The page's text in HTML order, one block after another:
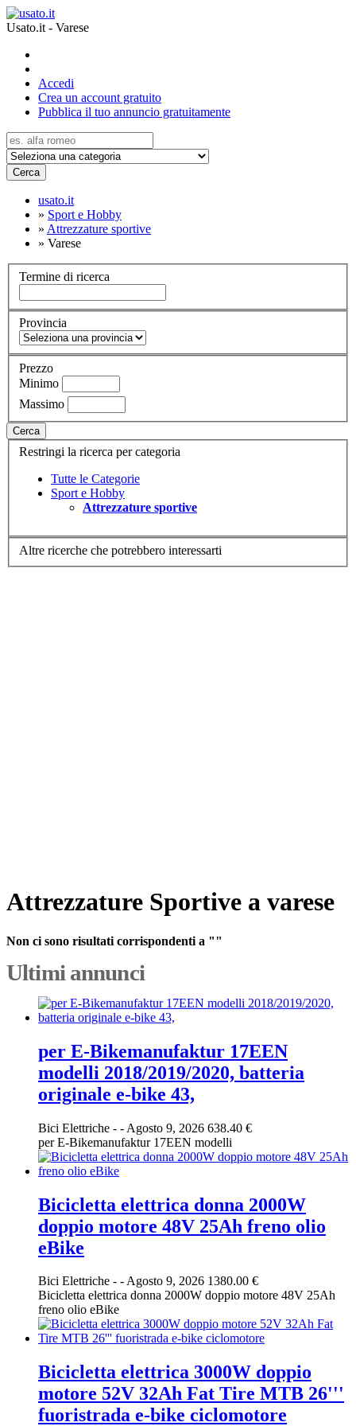
Usato.it - Varese
Accedi
Crea un account gratuito
Pubblica il tuo annuncio gratuitamente
Cerca
usato.it
» Sport e Hobby
» Attrezzature sportive
» Varese
Termine di ricerca
Provincia
Prezzo
Minimo
Massimo
Cerca
Restringi la ricerca per categoria
Tutte le Categorie
Sport e Hobby
Attrezzature sportive
Altre ricerche che potrebbero interessarti
Attrezzature Sportive a varese
Non ci sono risultati corrispondenti a ""
Ultimi annunci
per E-Bikemanufaktur 17EEN
modelli 2018/2019/2020, batteria
originale e-bike 43,
Bici Elettriche - - Agosto 9, 2026 638.40 €
per E-Bikemanufaktur 17EEN modelli
Bicicletta elettrica donna 2000W
doppio motore 48V 25Ah freno olio
eBike
Bici Elettriche - -Agosto 9, 2026 1380.00 €
Bicicletta elettrica donna 2000W doppio motore 48V 25Ah
freno olio eBike
Bicicletta elettrica 3000W doppio
motore 52V 32Ah Fat Tire MTB 26'''
fuoristrada e-bike ciclomotore